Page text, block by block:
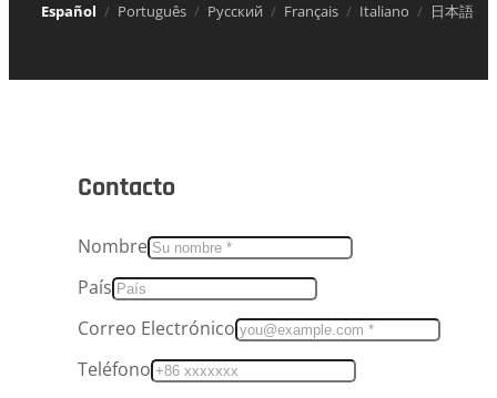
Español Português Русский Français Italiano 日本語
Contacto
Nombre
País
Correo Electrónico
Teléfono